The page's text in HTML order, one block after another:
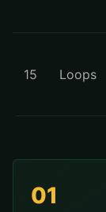
15 Loops
01